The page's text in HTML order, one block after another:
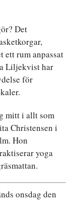
Det
ett rum anpassat
Liljekvist har
för
mitt i allt som
Christensen i
Hon
yoga
onsdag den